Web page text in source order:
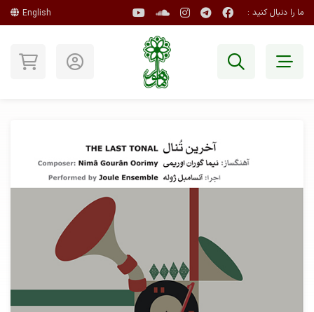
ما را دنبال کنید : English